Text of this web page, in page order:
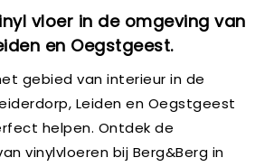
vloer in de omgeving van
en Oegstgeest.
gebied van interieur in de
Leiden en Oegstgeest
helpen. Ontdek de
vinylvloeren bij Berg&Berg in